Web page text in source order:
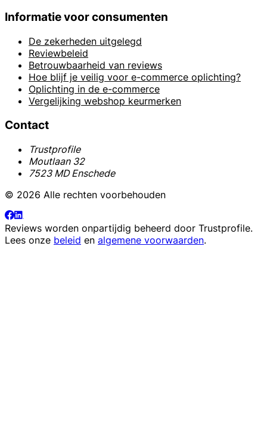
Informatie voor consumenten
De zekerheden uitgelegd
Reviewbeleid
Betrouwbaarheid van reviews
Hoe blijf je veilig voor e-commerce oplichting?
Oplichting in de e-commerce
Vergelijking webshop keurmerken
Contact
Trustprofile
Moutlaan 32
7523 MD Enschede
© 2026 Alle rechten voorbehouden
Reviews worden onpartijdig beheerd door Trustprofile.
Lees onze beleid en algemene voorwaarden.